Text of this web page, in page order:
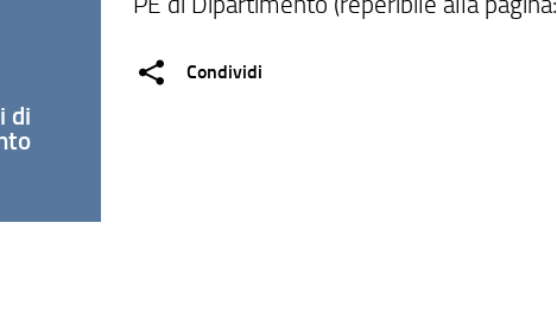
Condividi
di